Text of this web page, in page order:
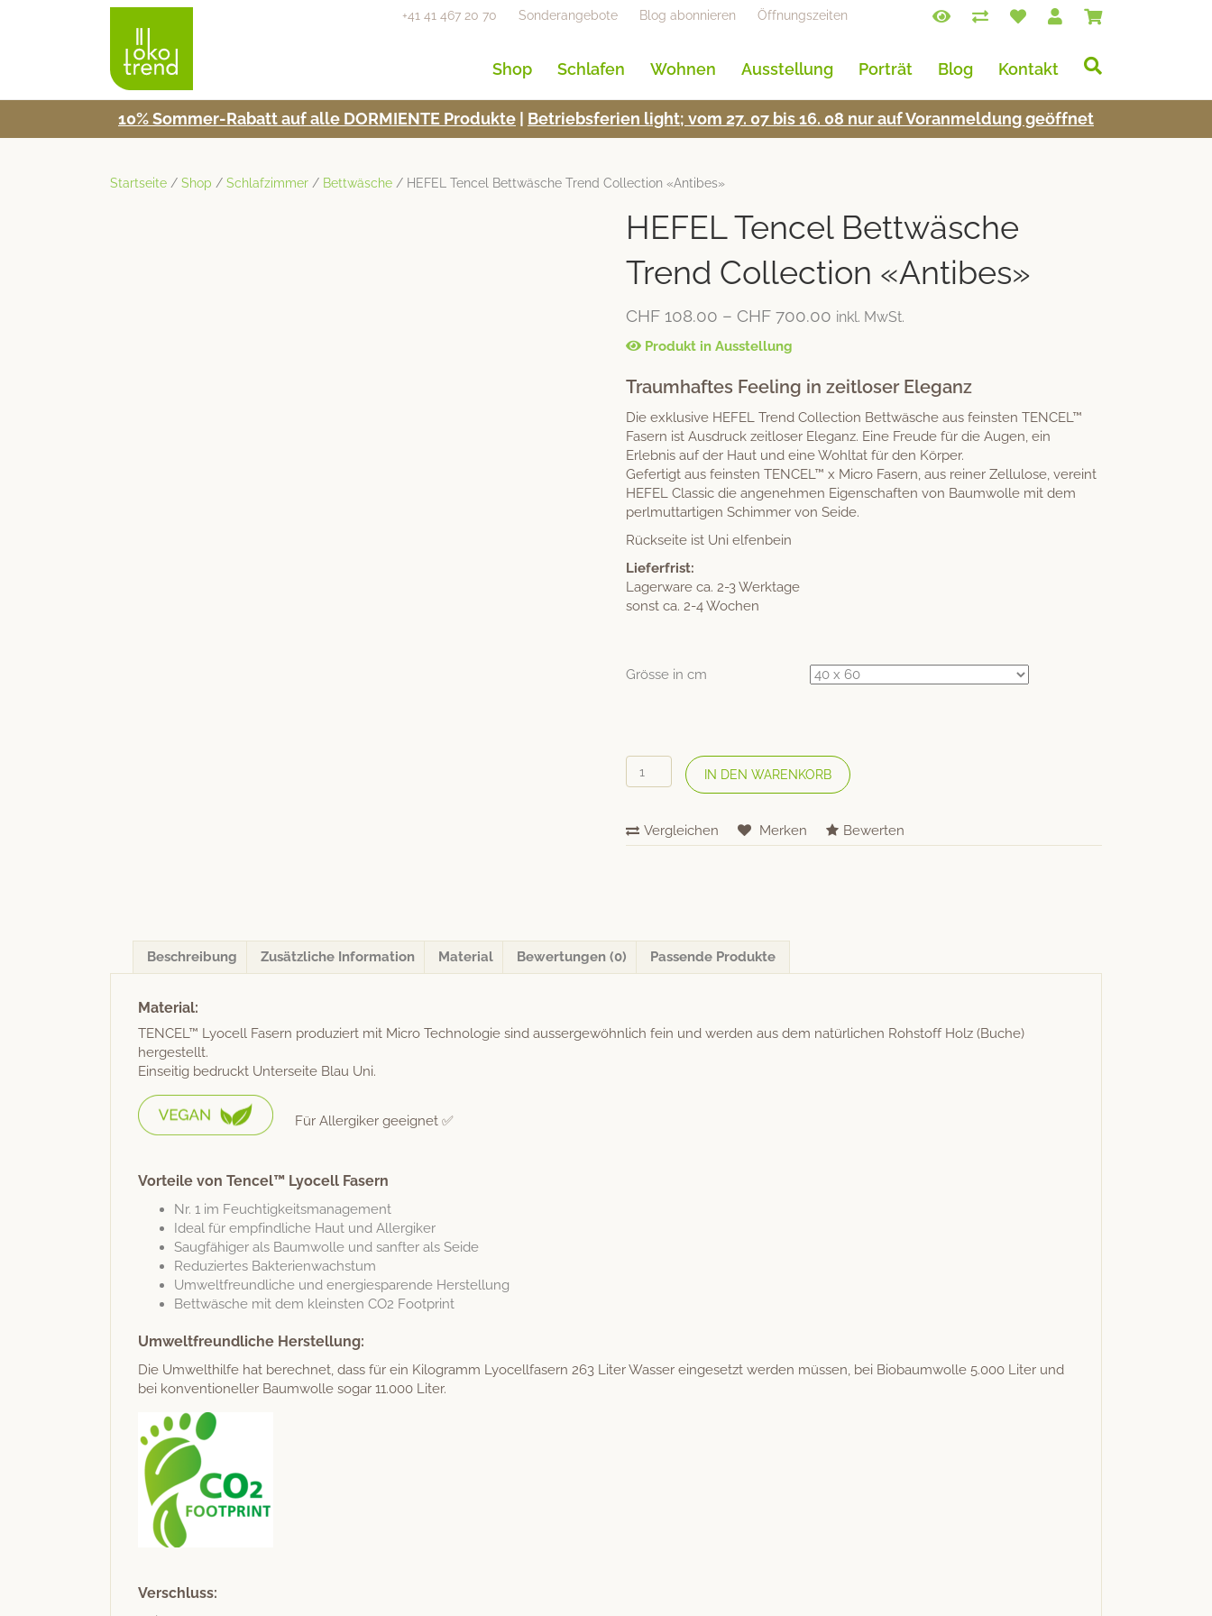
+41 41 467 20 70 Sonderangebote Blog abonnieren Öffnungszeiten
Shop Schlafen Wohnen Ausstellung Porträt Blog Kontakt
10% Som­mer-Rabatt auf alle DORMIENTE Pro­duk­te Betrieb­s­fe­rien light; vom 27. 07 bis 16. 08 nur auf Voran­mel­dung geöffnet
Startseite / Shop / Schlafzimmer / Bettwäsche / HEFEL Tencel Bettwäsche Trend Collection «Antibes»
HEFEL Tencel Bettwäsche
Trend Collection «Antibes»
CHF 108.00 – CHF 700.00 inkl. MwSt.
Produkt in Ausstellung
Traumhaftes Feeling in zeitloser Eleganz
Die exklusive HEFEL Trend Collection Bettwäsche aus feinsten TENCEL™
Fasern ist Ausdruck zeitloser Eleganz. Eine Freude für die Augen, ein
Erlebnis auf der Haut und eine Wohltat für den Körper.
Gefertigt aus feinsten TENCEL™ x Micro Fasern, aus reiner Zellulose, vereint
HEFEL Classic die angenehmen Eigenschaften von Baumwolle mit dem
perlmuttartigen Schimmer von Seide.
Rückseite ist Uni elfenbein
Lieferfrist:
Lagerware ca. 2-3 Werktage
sonst ca. 2-4 Wochen
Grösse in cm
Tencel
Trend
Collection
IN DEN WARENKORB
Vergleichen Merken Bewerten
Beschreibung Zusätzliche Information Material Bewertungen (0) Passende Produkte
Material:
TENCEL™ Lyocell Fasern pro­duziert mit Micro Tech­nolo­gie sind aussergewöhn­lich fein und wer­den aus dem natür­lichen Rohstoff Holz (Buche)
hergestellt.
Ein­seit­ig bedruckt Unter­seite Blau Uni.
Für Allergik­er geeignet ✅
Vorteile von Tencel™ Lyocell Fasern
Nr. 1 im Feuchtigkeitsmanagement
Ide­al für empfind­liche Haut und Allergiker
Saugfähiger als Baum­wolle und san­fter als Seide
Reduziertes Bak­te­rienwach­s­tum
Umwelt­fre­undliche und energies­parende Herstellung
Bet­twäsche mit dem kle­in­sten CO2 Footprint
Umweltfreundliche Herstellung:
Die Umwelthil­fe hat berech­net, dass für ein Kilo­gramm Lyocell­fasern 263 Liter Wass­er einge­set­zt wer­den müssen, bei Biobaum­wolle 5.000 Liter und
bei kon­ven­tioneller Baum­wolle sog­ar 11.000 Liter.
Verschluss: